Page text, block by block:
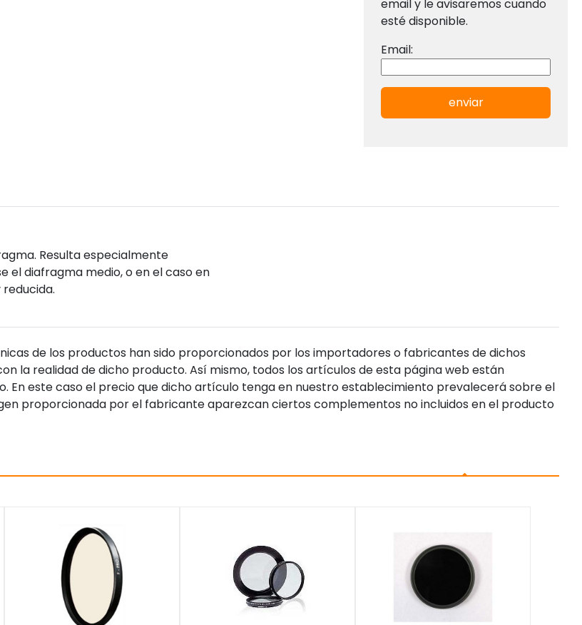
email y le avisaremos cuando
esté disponible.
Email:
enviar
Resulta especialmente
el diafragma medio, o en el caso en
de los productos han sido proporcionados por los importadores o fabricantes de dichos
la realidad de dicho producto. Así mismo, todos los artículos de esta página web están
En este caso el precio que dicho artículo tenga en nuestro establecimiento prevalecerá sobre el
proporcionada por el fabricante aparezcan ciertos complementos no incluidos en el producto